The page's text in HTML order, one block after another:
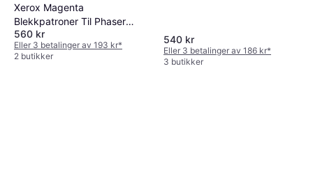
Xerox Magenta
Blekkpatroner Til Phaser
8860 8860MFP 6-Pack
560 kr
Eller 3 betalinger av 193 kr*
2 butikker
540 kr
Eller 3 betalinger av 186 kr*
3 butikker